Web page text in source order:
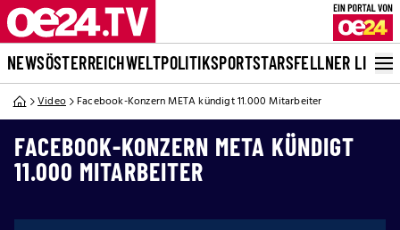
NEWSÖSTERREICHWELTPOLITIKSPORTSTARSFELLNER LIVE
Video Facebook-Konzern META kündigt 11.000 Mitarbeiter
FACEBOOK-KONZERN META KÜNDIGT
11.000 MITARBEITER